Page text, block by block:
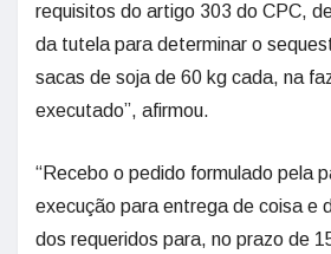
requisitos do artigo 303 do CPC,
da tutela para determinar o
sacas de soja de 60 kg cada, na
executado”, afirmou.
“Recebo o pedido formulado pela
execução para entrega de coisa e
dos requeridos para, no prazo de